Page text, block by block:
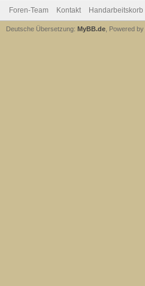
Foren-Team Kontakt Handarbeitskorb
Deutsche Übersetzung: MyBB.de , Powered by